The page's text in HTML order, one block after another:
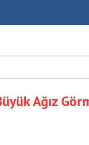
Ağız